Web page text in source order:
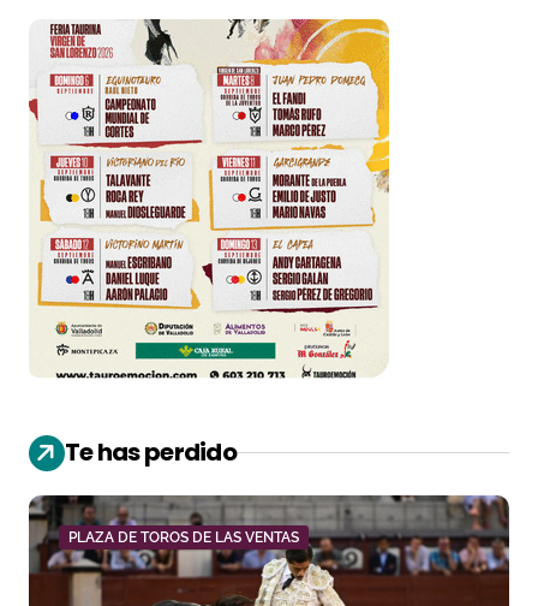
Te has perdido
PLAZA DE TOROS DE LAS VENTAS